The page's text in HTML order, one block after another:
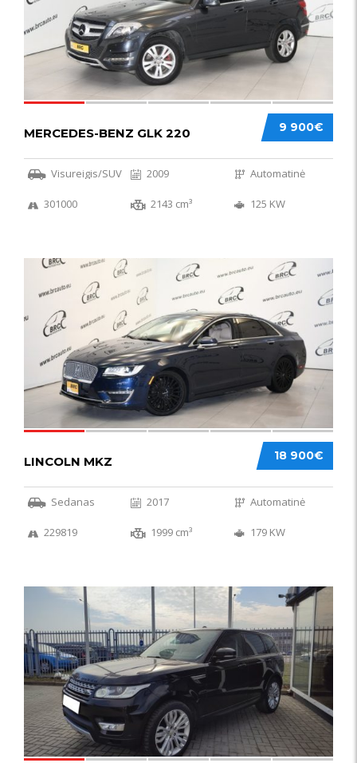
9 900€
MERCEDES-BENZ GLK 220
Visureigis/SUV 2009 Automatinė
301000 2143 cm³ 125 KW
18 900€
LINCOLN MKZ
Sedanas 2017 Automatinė
229819 1999 cm³ 179 KW